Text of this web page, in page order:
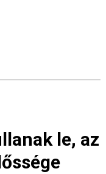
le, az